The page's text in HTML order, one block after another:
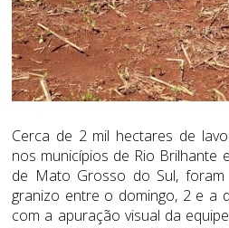
Cerca de 2 mil hectares de
nos municípios de Rio Brilhante
de Mato Grosso do Sul,
granizo entre o domingo, 2 e a
com a apuração visual da